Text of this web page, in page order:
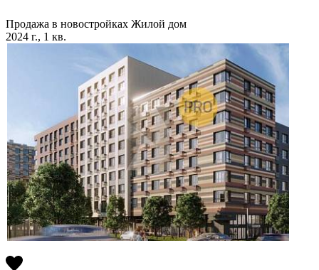
Продажа в новостройках Жилой дом
2024 г., 1 кв.